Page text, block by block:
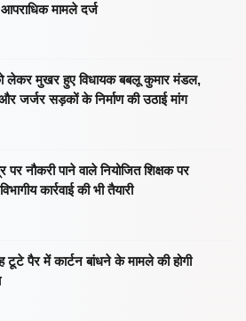
मामले दर्ज
लेकर मुखर हुए विधायक बबलू कुमार मंडल,
जर्जर सड़कों के निर्माण की उठाई मांग
पर नौकरी पाने वाले नियोजित शिक्षक पर
कार्रवाई की भी तैयारी
टूटे पैर में कार्टन बांधने के मामले की होगी